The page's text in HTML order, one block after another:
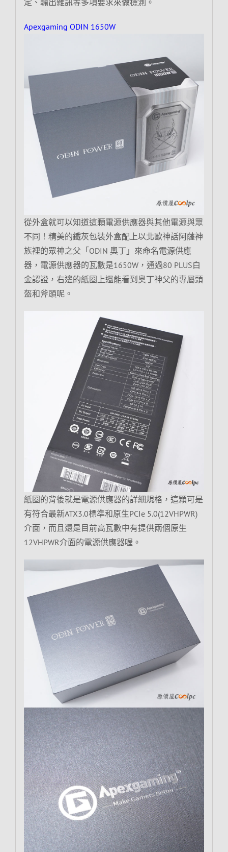
Apexgaming ODIN 1650W
從外盒就可以知道這顆電源供應器與其他電源與眾
不同！精美的鐵灰包裝外盒配上以北歐神話阿薩神
族裡的眾神之父「ODIN 奧丁」來命名電源供應
器，電源供應器的瓦數是1650W，通過80 PLUS白
金認證，右邊的紙圈上還能看到奧丁神父的專屬頭
盔和斧頭呢。
紙圈的背後就是電源供應器的詳細規格，這顆可是
有符合最新ATX3.0標準和原生PCIe 5.0(12VHPWR)
介面，而且還是目前高瓦數中有提供兩個原生
12VHPWR介面的電源供應器喔。